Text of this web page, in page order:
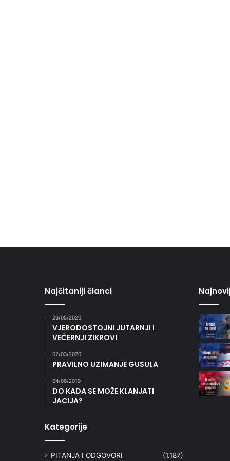
Najčitaniji članci
26/05/2020
VJERODOSTOJNI JUTARNJI I
VEČERNJI ZIKROVI
02/03/2020
PRAVILNO UZIMANJE GUSULA
04/06/2019
DO KADA SE MOŽE KLANJATI
JACIJA?
Kategorije
PITANJA I ODGOVORI (1.187)